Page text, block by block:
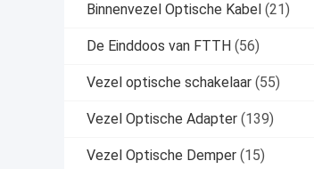
Binnenvezel Optische Kabel (21)
De Einddoos van FTTH (56)
Vezel optische schakelaar (55)
Vezel Optische Adapter (139)
Vezel Optische Demper (15)